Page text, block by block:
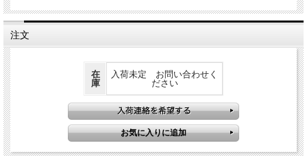
ono kezuruは小型のため薪割りより焚き付けなどを作るのに適しています。片手で
振れる重さのハンドアックスとしてギリギリの重さで作ったono kezuru380ならキ
ャンプ場で使うくらいの薪であれば割ることができます。斧の刃はオリジナルで作
成しています。レザーカバーと収納袋付き。
注文
在
庫
入荷未定 お問い合わせく
ださい